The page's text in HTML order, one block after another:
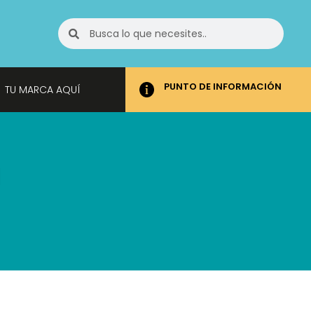
TU MARCA AQUÍ PUNTO DE INFORMACIÓN